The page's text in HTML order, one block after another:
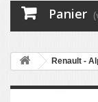
Panier
Renault -